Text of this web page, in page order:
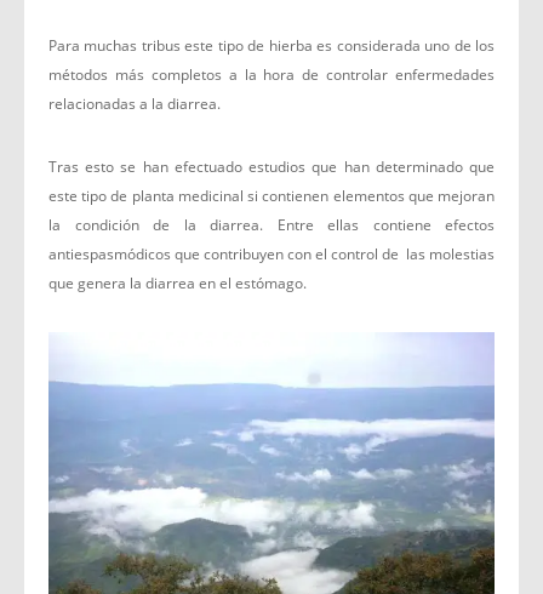
Para muchas tribus este tipo de hierba es considerada uno de los
métodos más completos a la hora de controlar enfermedades
relacionadas a la diarrea.
Tras esto se han efectuado estudios que han determinado que
este tipo de planta medicinal si contienen elementos que mejoran
la condición de la diarrea. Entre ellas contiene efectos
antiespasmódicos que contribuyen con el control de las molestias
que genera la diarrea en el estómago.